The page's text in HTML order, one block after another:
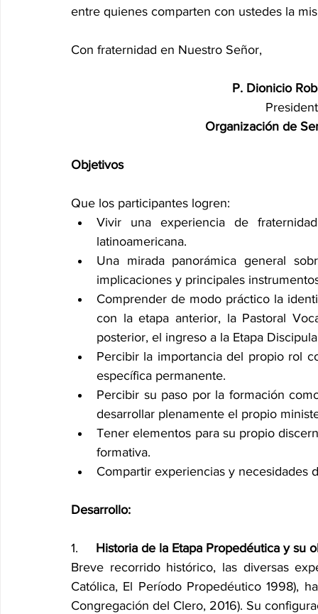
entre quienes comparten con ustedes la
Con fraternidad en Nuestro Señor,
P. Dionicio
Organización de
Objetivos
Que los participantes logren:
Vivir una experiencia de
latinoamericana.
Una mirada panorámica general
implicaciones y principales
Comprender de modo práctico la
con la etapa anterior, la Pastoral
posterior, el ingreso a la Etapa
Percibir la importancia del propio rol
específica permanente.
Percibir su paso por la formación
desarrollar plenamente el propio
Tener elementos para su propio
formativa.
Compartir experiencias y necesidades
Desarrollo:
1. Historia de la Etapa Propedéutica y su
Breve recorrido histórico, las diversas
Católica, El Período Propedéutico 1998),
Congregación del Clero, 2016). Su